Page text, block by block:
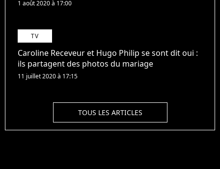
1 août 2020 à 17:00
TV
Caroline Receveur et Hugo Philip se sont dit oui :
ils partagent des photos du mariage
11 juillet 2020 à 17:15
TOUS LES ARTICLES